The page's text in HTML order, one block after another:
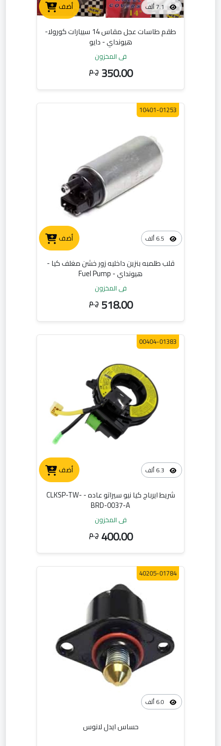
أضف
طقم طاسات عجل مقاس 14 سييارات كورولا-
هيونداي - دايو
في المخزون
350.00 ج.م
أضف
10401-01253
قلب طلمبه بنزين داخليه زور خشن مغلف كيا -
هيونداي - Fuel Pump
في المخزون
518.00 ج.م
أضف
00404-01383
شريط ايرباج كيا نيو سيراتو عاده - CLKSP-TW-
BRD-0037-A
في المخزون
400.00 ج.م
40205-01784
حساس ايدل لانوس